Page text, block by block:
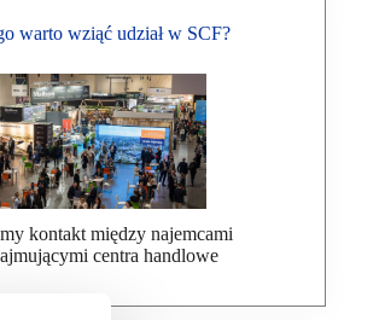
warto wziąć udział w SCF?
kontakt między najemcami
centra handlowe